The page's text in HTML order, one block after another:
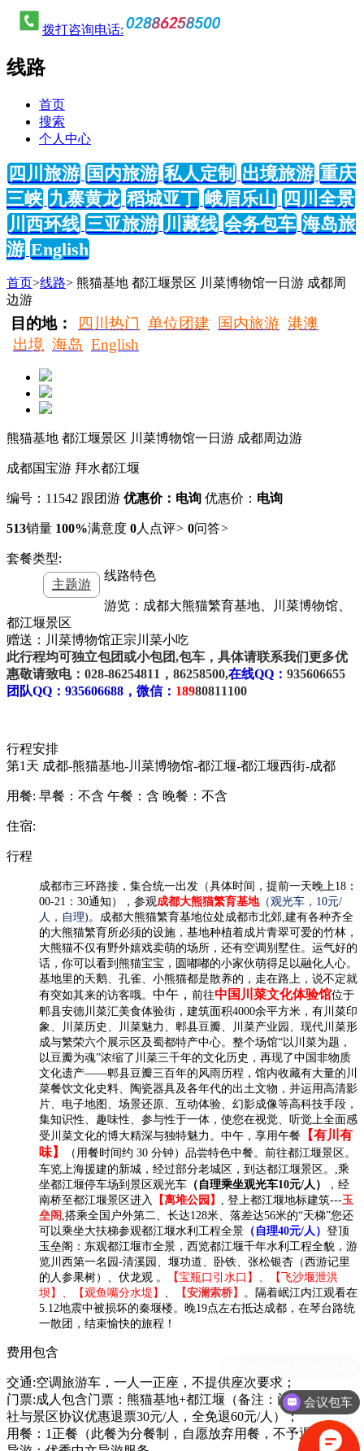
拨打咨询电话:
线路
首页
搜索
个人中心
四川旅游 国内旅游 私人定制 出境旅游 重庆
三峡 九寨黄龙 稻城亚丁 峨眉乐山 四川全景
川西环线 三亚旅游 川藏线 会务包车 海岛旅
游 English
首页>线路> 熊猫基地 都江堰景区 川菜博物馆一日游 成都周
边游
目的地： 四川热门 单位团建 国内旅游 港澳
出境 海岛 English
熊猫基地 都江堰景区 川菜博物馆一日游 成都周边游
成都国宝游 拜水都江堰
编号：11542 跟团游 优惠价：电询 优惠价： 电询
513销量 100%满意度 0人点评> 0问答>
套餐类型:
主题游
线路特色
游览：成都大熊猫繁育基地、川菜博物馆、
都江堰景区
赠送：川菜博物馆正宗川菜小吃
此行程均可独立包团或小包团,包车，具体请联系我们更多优
惠敬请致电：028-86254811，86258500,在线QQ： 935606655
团队QQ：935606688，微信： 18980811100
行程安排
第1天 成都-熊猫基地-川菜博物馆-都江堰-都江堰西街-成都
用餐: 早餐：不含 午餐：含 晚餐：不含
住宿:
行程
成都市三环路接，集合统一出发（具体时间，提前一天晚上18：
00-21：30通知）， 参观成都大熊猫繁育基地（观光车，10元/
人，自理) 。成都大熊猫繁育基地位处成都市北郊,建有各种齐全
的大熊猫繁育所必须的设施，基地种植着成片青翠可爱的竹林，
大熊猫不仅有野外嬉戏卖萌的场所，还有空调别墅住。运气好的
话，你可以看到熊猫宝宝，圆嘟嘟的小家伙萌得足以融化人心。
基地里的天鹅、孔雀、小熊猫都是散养的，走在路上，说不定就
有突如其来的访客哦。 中午， 前往中国川菜文化体验馆位于
郫县安德川菜汇美食体验街，建筑面积4000余平方米，有川菜印
象、川菜历史、川菜魅力、郫县豆瓣、川菜产业园、现代川菜形
成与繁荣六个展示区及蜀都特产中心。整个场馆“以川菜为题，
以豆瓣为魂”浓缩了川菜三千年的文化历史，再现了中国非物质
文化遗产——郫县豆瓣三百年的风雨历程，馆内收藏有大量的川
菜餐饮文化史料、陶瓷器具及各年代的出土文物，并运用高清影
片、电子地图、场景还原、互动体验、幻影成像等高科技手段，
集知识性、趣味性、参与性于一体，使您在视觉、听觉上全面感
受川菜文化的博大精深与独特魅力。 中午， 享用午餐
【有川有
味】
（用餐时间约 30 分钟）品尝特色中餐。 前往都江堰景区。
车览上海援建的新城，经过部分老城区，到达都江堰景区。,乘
坐都江堰停车场到景区观光车 （自理乘坐观光车10元/人）
，经
南桥至都江堰景区进入
【离堆公园】 , 登上都江堰地标建筑---玉
垒阁 ,搭乘全国户外第二、长达128米、落差达56米的“天梯”您还
可以乘坐大扶梯参观都江堰水利工程全景 （自理40元/人） 登顶
玉垒阁：东观都江堰市全景，西览都江堰千年水利工程全貌，游
览川西第一名园-清溪园、堰功道、卧铁、张松银杏（西游记里
的人参果树）、伏龙观 。
【宝瓶口引水口】、【飞沙堰泄洪
坝】、【观鱼嘴分水堤】
【安澜索桥】
。隔着岷江内江观看在
5.12地震中被损坏的秦堰楼。 晚19点左右抵达成都，在琴台路统
一散团，结束愉快的旅程！
费用包含
交通:空调旅游车，一人一正座，不提供座次要求；
门票:成人包含门票：熊猫基地+都江堰（备注：门票优惠按我
社与景区协议优惠退票30元/人，全免退60元/人）；
用餐： 1 正餐 （此餐为分餐制，自愿放弃用餐，不予退费）；
会议包车